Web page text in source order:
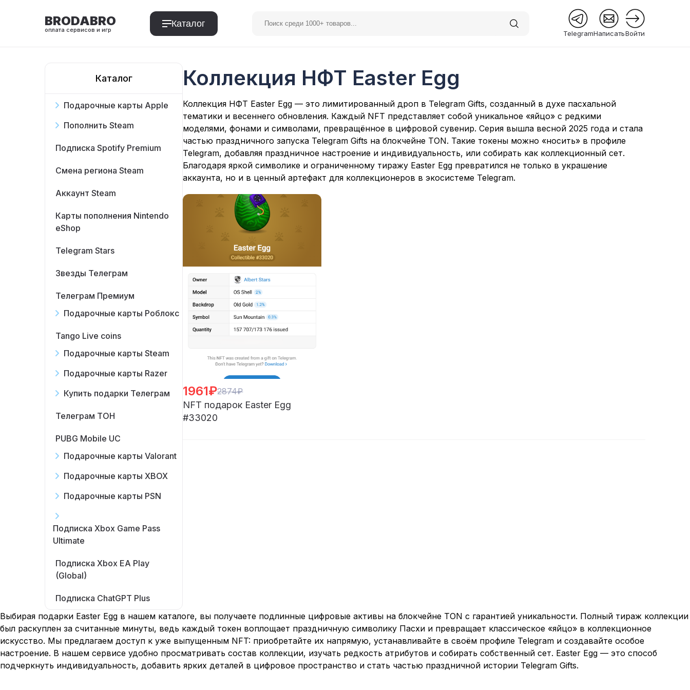
BRODABRO
оплата сервисов и игр
Каталог
TelegramНаписатьВойти
Каталог
Подарочные карты Apple
Пополнить Steam
Подписка Spotify Premium
Смена региона Steam
Аккаунт Steam
Карты пополнения Nintendo
eShop
Telegram Stars
Звезды Телеграм
Телеграм Премиум
Подарочные карты Роблокс
Tango Live coins
Подарочные карты Steam
Подарочные карты Razer
Купить подарки Телеграм
Телеграм ТОН
PUBG Mobile UC
Подарочные карты Valorant
Подарочные карты XBOX
Подарочные карты PSN
Подписка Xbox Game Pass
Ultimate
Подписка Xbox EA Play
(Global)
Подписка ChatGPT Plus
Коллекция НФТ Easter Egg
Коллекция НФТ Easter Egg — это лимитированный дроп в Telegram Gifts, созданный в духе пасхальной
тематики и весеннего обновления. Каждый NFT представляет собой уникальное «яйцо» с редкими
моделями, фонами и символами, превращённое в цифровой сувенир. Серия вышла весной 2025 года и стала
частью праздничного запуска Telegram Gifts на блокчейне TON. Такие токены можно «носить» в профиле
Telegram, добавляя праздничное настроение и индивидуальность, или собирать как коллекционный сет.
Благодаря яркой символике и ограниченному тиражу Easter Egg превратился не только в украшение
аккаунта, но и в ценный артефакт для коллекционеров в экосистеме Telegram.
1961₽2874₽
NFT подарок Easter Egg
#33020
Выбирая подарки Easter Egg в нашем каталоге, вы получаете подлинные цифровые активы на блокчейне TON с гарантией уникальности. Полный тираж коллекции
был раскуплен за считанные минуты, ведь каждый токен воплощает праздничную символику Пасхи и превращает классическое «яйцо» в коллекционное
искусство. Мы предлагаем доступ к уже выпущенным NFT: приобретайте их напрямую, устанавливайте в своём профиле Telegram и создавайте особое
настроение. В нашем сервисе удобно просматривать состав коллекции, изучать редкость атрибутов и собирать собственный сет. Easter Egg — это способ
подчеркнуть индивидуальность, добавить ярких деталей в цифровое пространство и стать частью праздничной истории Telegram Gifts.